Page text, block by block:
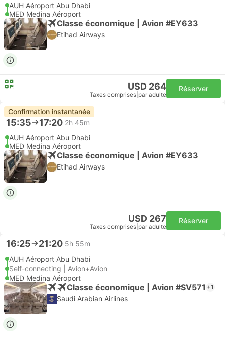
AUH Aéroport Abu Dhabi
MED Medina Aéroport
Classe économique | Avion #EY633
Etihad Airways
USD 264
Taxes comprises par adulte
Réserver
Confirmation instantanée
15:35 17:20 2h 45m
AUH Aéroport Abu Dhabi
MED Medina Aéroport
Classe économique | Avion #EY633
Etihad Airways
USD 267
Taxes comprises par adulte
Réserver
16:25 21:20 5h 55m
AUH Aéroport Abu Dhabi
Self-connecting | Avion+Avion
MED Medina Aéroport
Classe économique | Avion #SV571 +1
Saudi Arabian Airlines